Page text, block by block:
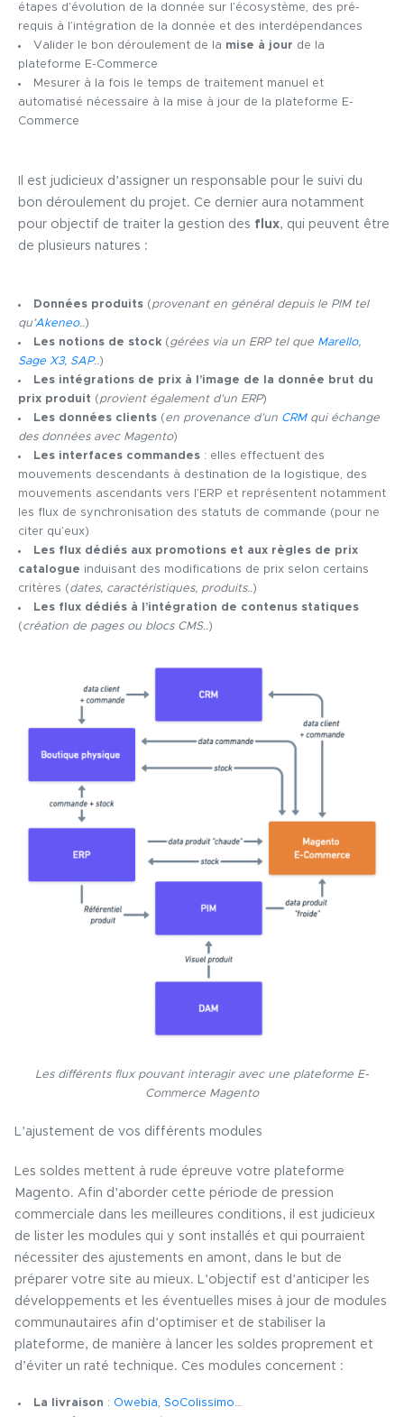
étapes d’évolution de la donnée sur l’écosystème, des pré-
requis à l’intégration de la donnée et des interdépendances
Valider le bon déroulement de la mise à jour de la
plateforme E-Commerce
Mesurer à la fois le temps de traitement manuel et
automatisé nécessaire à la mise à jour de la plateforme E-
Commerce
Il est judicieux d’assigner un responsable pour le suivi du
bon déroulement du projet. Ce dernier aura notamment
pour objectif de traiter la gestion des flux, qui peuvent être
de plusieurs natures :
Données produits(provenant en général depuis le PIM tel
qu’ Akeneo.. )
Les notions de stock(gérées via un ERP tel que Marello,
Sage X3, SAP.. )
Les intégrations de prix à l’image de la donnée brut du
prix produit (provient également d’un ERP)
Les données clients(en provenance d’un CRMqui échange
des données avec Magento)
Les interfaces commandes: elles effectuent des
mouvements descendants à destination de la logistique, des
mouvements ascendants vers l’ERP et représentent notamment
les flux de synchronisation des statuts de commande (pour ne
citer qu’eux)
Les flux dédiés aux promotions et aux règles de prix
catalogue induisant des modifications de prix selon certains
critères (dates, caractéristiques, produits.. )
Les flux dédiés à l’intégration de contenus statiques
(création de pages ou blocs CMS.. )
Les différents flux pouvant interagir avec une plateforme E-
Commerce Magento
L’ajustement de vos différents modules
Les soldes mettent à rude épreuve votre plateforme
Magento. Afin d’aborder cette période de pression
commerciale dans les meilleures conditions, il est judicieux
de lister les modules qui y sont installés et qui pourraient
nécessiter des ajustements en amont, dans le but de
préparer votre site au mieux. L’objectif est d’anticiper les
développements et les éventuelles mises à jour de modules
communautaires afin d’optimiser et de stabiliser la
plateforme, de manière à lancer les soldes proprement et
d’éviter un raté technique. Ces modules concernent :
La livraison : Owebia, SoColissimo…